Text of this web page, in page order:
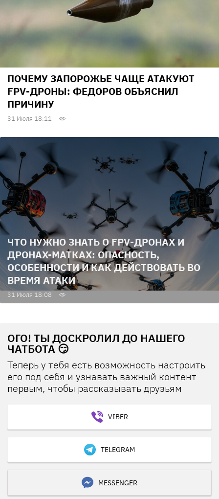
ПОЧЕМУ ЗАПОРОЖЬЕ ЧАЩЕ АТАКУЮТ
FPV-ДРОНЫ: ФЕДОРОВ ОБЪЯСНИЛ
ПРИЧИНУ
31 Июля 18:11
ЧТО НУЖНО ЗНАТЬ О FPV-ДРОНАХ И
ДРОНАХ-МАТКАХ: ОПАСНОСТЬ,
ОСОБЕННОСТИ И КАК ДЕЙСТВОВАТЬ ВО
ВРЕМЯ АТАКИ
31 Июля 18:08
ОГО! ТЫ ДОСКРОЛИЛ ДО НАШЕГО
ЧАТБОТА 😏
Теперь у тебя есть возможность настроить
его под себя и узнавать важный контент
первым, чтобы рассказывать друзьям
VIBER
TELEGRAM
MESSENGER